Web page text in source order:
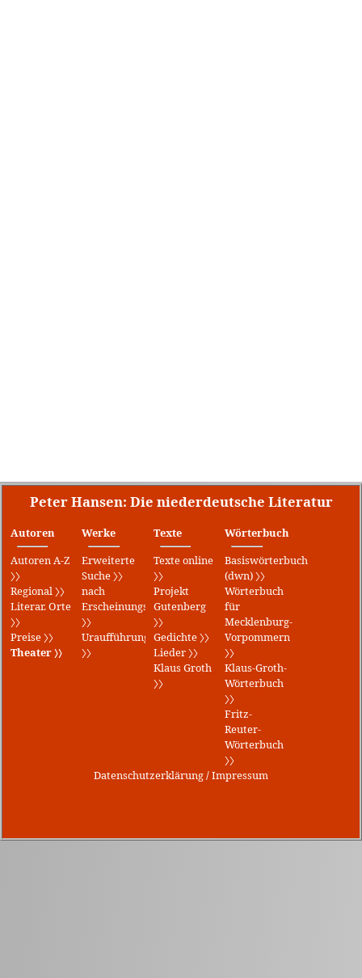
Peter Hansen: Die niederdeutsche Literatur
Autoren
Autoren A-Z
〉〉
Regional 〉〉
Literar. Orte
〉〉
Preise 〉〉
Theater 〉〉
Werke
Erweiterte
Suche 〉〉
nach
Erscheinungsjahr
〉〉
Uraufführungen
〉〉
Texte
Texte online
〉〉
Projekt
Gutenberg
〉〉
Gedichte 〉〉
Lieder 〉〉
Klaus Groth
〉〉
Wörterbuch
Basiswörterbuch
(dwn) 〉〉
Wörterbuch
für
Mecklenburg-
Vorpommern
〉〉
Klaus-Groth-
Wörterbuch
〉〉
Fritz-
Reuter-
Wörterbuch
〉〉
Datenschutzerklärung/Impressum